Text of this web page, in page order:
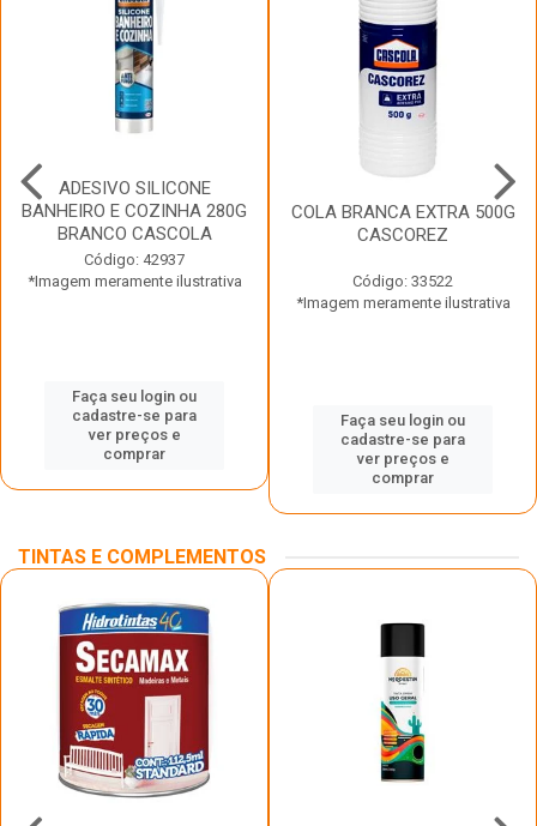
ADESIVO SILICONE
BANHEIRO E COZINHA 280G
BRANCO CASCOLA
Código: 42937
*Imagem meramente ilustrativa
Faça seu login ou
cadastre-se para
ver preços e
comprar
COLA BRANCA EXTRA 500G
CASCOREZ
Código: 33522
*Imagem meramente ilustrativa
Faça seu login ou
cadastre-se para
ver preços e
comprar
TINTAS E COMPLEMENTOS